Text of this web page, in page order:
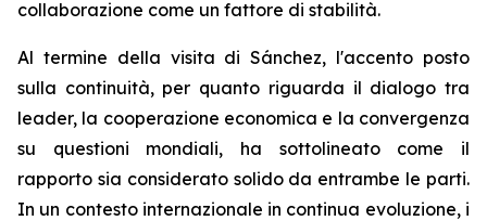
collaborazione come un fattore di stabilità.
Al termine della visita di Sánchez, l'accento posto
sulla continuità, per quanto riguarda il dialogo tra
leader, la cooperazione economica e la convergenza
su questioni mondiali, ha sottolineato come il
rapporto sia considerato solido da entrambe le parti.
In un contesto internazionale in continua evoluzione, i